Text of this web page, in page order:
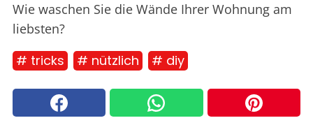
Wie waschen Sie die Wände Ihrer Wohnung am
liebsten?
# tricks # nützlich # diy